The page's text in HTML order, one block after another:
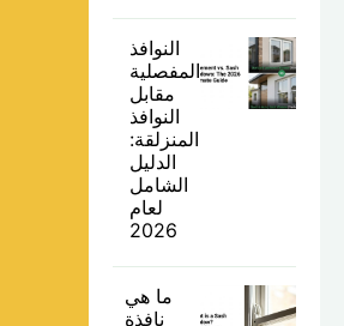
النوافذ
المفصلية
مقابل
النوافذ
المنزلقة:
الدليل
الشامل
لعام
2026
ما هي
نافذة